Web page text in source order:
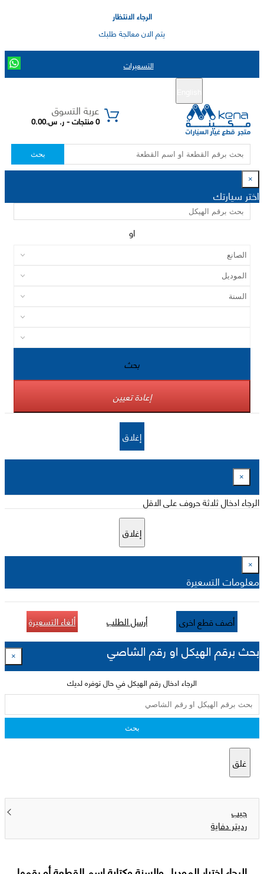
الرجاء الانتظار
يتم الان معالجة طلبك
التسعيرات
عربة التسوق
0 منتجات - ر. س.0.00
بحث
×
اختر سيارتك
او
بحث
إعادة تعيين
إغلاق
×
الرجاء ادخال ثلاثة حروف على الاقل
إغلاق
×
معلومات التسعيرة
أضف قطع اخرى أرسل الطلب ألغاء التسعيرة
بحث برقم الهيكل او رقم الشاصي ×
الرجاء ادخال رقم الهيكل في حال توفره لديك
بحث
غلق
جيب
رديتر دفاية